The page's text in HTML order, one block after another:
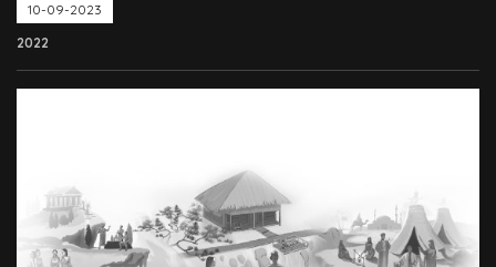
10-09-2023
2022